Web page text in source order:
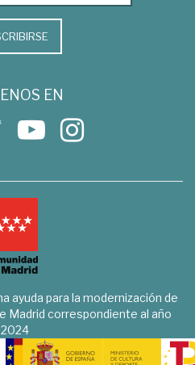
EN
ayuda para la modernización de
Madrid correspondiente al año
2024